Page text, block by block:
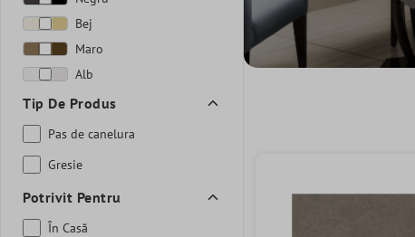
Bej
Maro
Alb
Tip De Produs
Pas de canelura
Gresie
Potrivit Pentru
În Casă